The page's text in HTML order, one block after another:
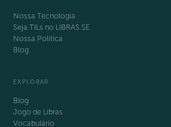
Nossa Tecnologia
Seja TILs no LIBRAS.SE
Nossa Política
Blog
EXPLORAR
Blog
Jogo de Libras
Vocabulário